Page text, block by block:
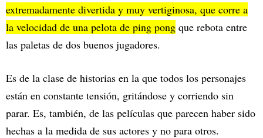
extremadamente divertida y muy vertiginosa, que corre a
la velocidad de una pelota de ping pong que rebota entre
las paletas de dos buenos jugadores.
Es de la clase de historias en la que todos los personajes
están en constante tensión, gritándose y corriendo sin
parar. Es, también, de las películas que parecen haber sido
hechas a la medida de sus actores y no para otros.